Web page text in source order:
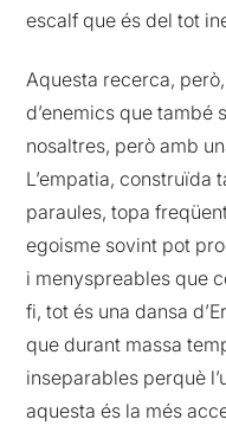
escalf que és del tot
Aquesta recerca,
d’enemics que també
nosaltres, però amb
L’empatia, construïda
paraules, topa
egoisme sovint pot
i menyspreables que
fi, tot és una dansa
que durant massa
inseparables perquè
aquesta és la més